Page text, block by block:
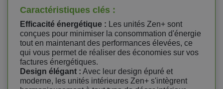
Caractéristiques clés :
Efficacité énergétique : Les unités Zen+ sont
conçues pour minimiser la consommation d'énergie
tout en maintenant des performances élevées, ce
qui vous permet de réaliser des économies sur vos
factures énergétiques.
Design élégant : Avec leur design épuré et
moderne, les unités intérieures Zen+ s'intègrent